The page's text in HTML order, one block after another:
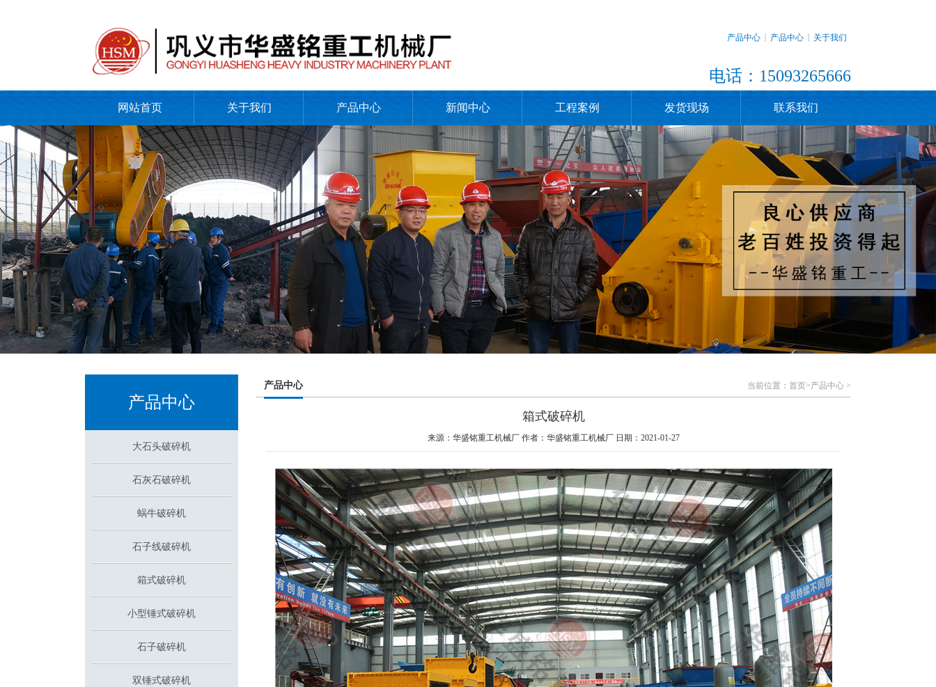
关于我们
产品中心
产品中心
电话：15093265666
网站首页 关于我们 产品中心 新闻中心 工程案例 发货现场 联系我们
产品中心
大石头破碎机
石灰石破碎机
蜗牛破碎机
石子线破碎机
箱式破碎机
小型锤式破碎机
石子破碎机
双锤式破碎机
产品中心 当前位置：首页>产品中心 >
箱式破碎机
来源：华盛铭重工机械厂 作者：华盛铭重工机械厂 日期：2021-01-27